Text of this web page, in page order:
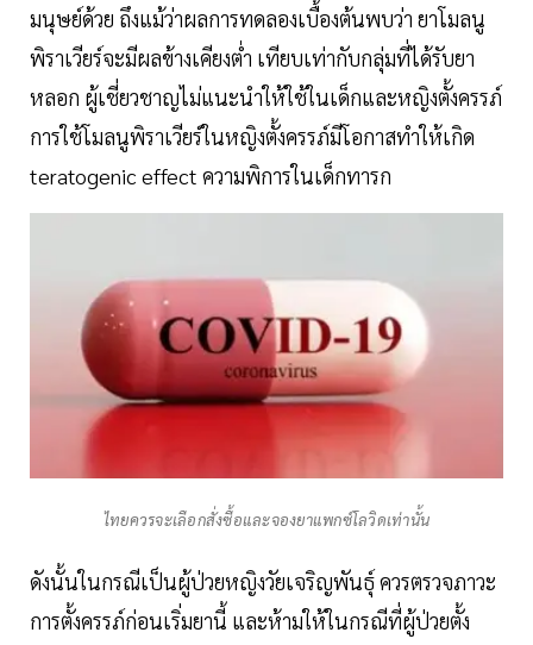
มนุษย์ด้วย ถึงแม้ว่าผลการทดลองเบื้องต้นพบว่า ยาโมลนู
พิราเวียร์จะมีผลข้างเคียงต่ำ เทียบเท่ากับกลุ่มที่ได้รับยา
หลอก ผู้เชี่ยวชาญไม่แนะนำให้ใช้ในเด็กและหญิงตั้งครรภ์
การใช้โมลนูพิราเวียร์ในหญิงตั้งครรภ์มีโอกาสทำให้เกิด
teratogenic effect ความพิการในเด็กทารก
ไทยควรจะเลือกสั่งซื้อและจองยาแพกซ์โลวิดเท่านั้น
ดังนั้นในกรณีเป็นผู้ป่วยหญิงวัยเจริญพันธ์ุ ควรตรวจภาวะ
การตั้งครรภ์ก่อนเริ่มยานี้ และห้ามให้ในกรณีที่ผู้ป่วยตั้ง